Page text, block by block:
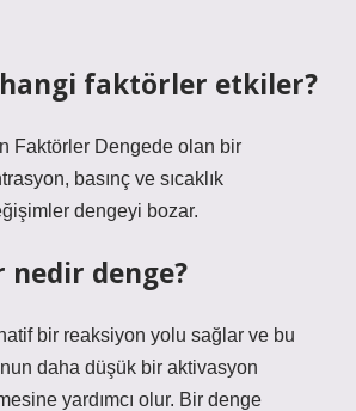
faktörler etkiler?
Faktörler Dengede olan bir
basınç ve sıcaklık
dengeyi bozar.
nedir denge?
bir reaksiyon yolu sağlar ve bu
daha düşük bir aktivasyon
yardımcı olur. Bir denge